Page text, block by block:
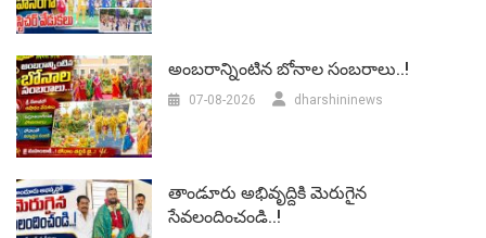
అంబరాన్నింటిన బోనాల సంబరాలు..!
07-08-2026 dharshininews
తాండూరు అభివృద్దికి మెరుగైన
సేవలందించండి..!